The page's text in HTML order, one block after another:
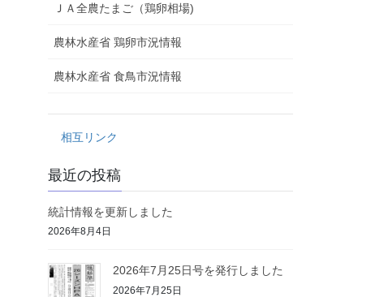
ＪＡ全農たまご（鶏卵相場)
農林水産省 鶏卵市況情報
農林水産省 食鳥市況情報
相互リンク
最近の投稿
統計情報を更新しました
2026年8月4日
2026年7月25日号を発行しました
2026年7月25日